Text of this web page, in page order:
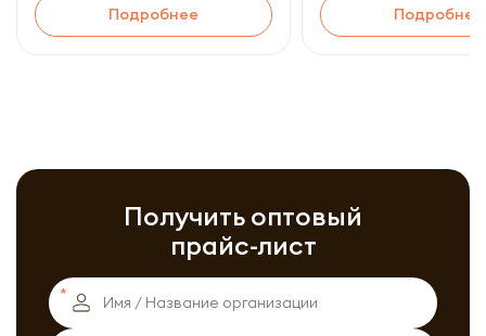
Подробнее Подробнее
Получить оптовый
прайс-лист